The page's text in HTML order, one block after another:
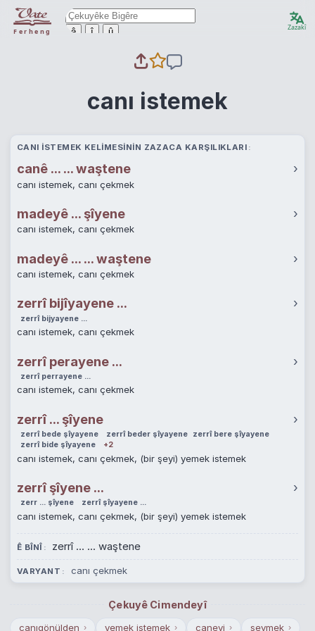
Ferheng ê î û Zazakî
canı istemek
CANI ISTEMEK KELIMESININ ZAZACA KARŞILIKLARI
canê ... ... waştene ›
canı istemek, canı çekmek
madeyê ... şîyene ›
canı istemek, canı çekmek
madeyê ... ... waştene ›
canı istemek, canı çekmek
zerrî bijîyayene ... ›
zerrî bijyayene ...
canı istemek, canı çekmek
zerrî perayene ... ›
zerrî perrayene ...
canı istemek, canı çekmek
zerrî ... şîyene ›
zerrî bede şîyayene zerrî beder şîyayene
zerrî bere şîyayene
zerrî bide şîyayene
+2
canı istemek, canı çekmek, (bir şeyi) yemek istemek
zerrî şîyene ... ›
zerr ... şîyene zerrî şîyayene ...
canı istemek, canı çekmek, (bir şeyi) yemek istemek
Ê BÎNÎ zerrî ... ... waştene
VARYANT canı çekmek
Çekuyê Cimendeyî
canıgönülden › yemek istemek › canevi › sevmek ›